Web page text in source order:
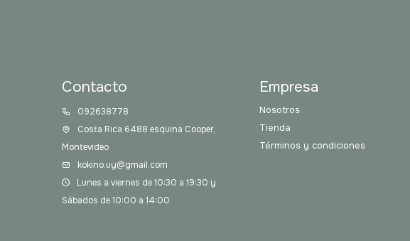
Contacto
092638778
Costa Rica 6488 esquina Cooper,
Montevideo
kokino.uy@gmail.com
Lunes a viernes de 10:30 a 19:30 y
Sábados de 10:00 a 14:00
Empresa
Nosotros
Tienda
Términos y condiciones